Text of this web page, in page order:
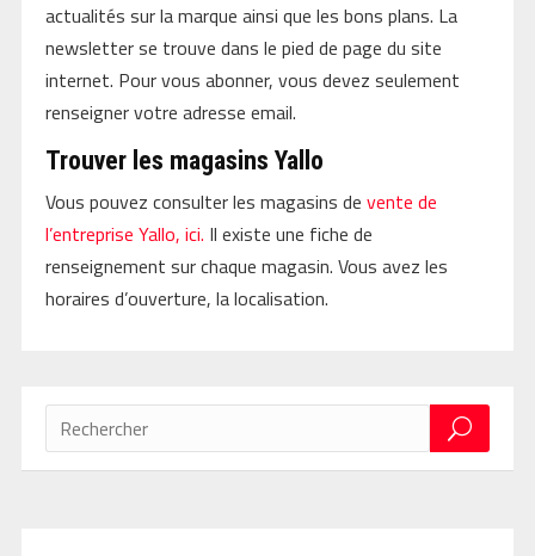
actualités sur la marque ainsi que les bons plans. La
newsletter se trouve dans le pied de page du site
internet. Pour vous abonner, vous devez seulement
renseigner votre adresse email.
Trouver les magasins Yallo
Vous pouvez consulter les magasins de vente de
l’entreprise Yallo, ici. Il existe une fiche de
renseignement sur chaque magasin. Vous avez les
horaires d’ouverture, la localisation.